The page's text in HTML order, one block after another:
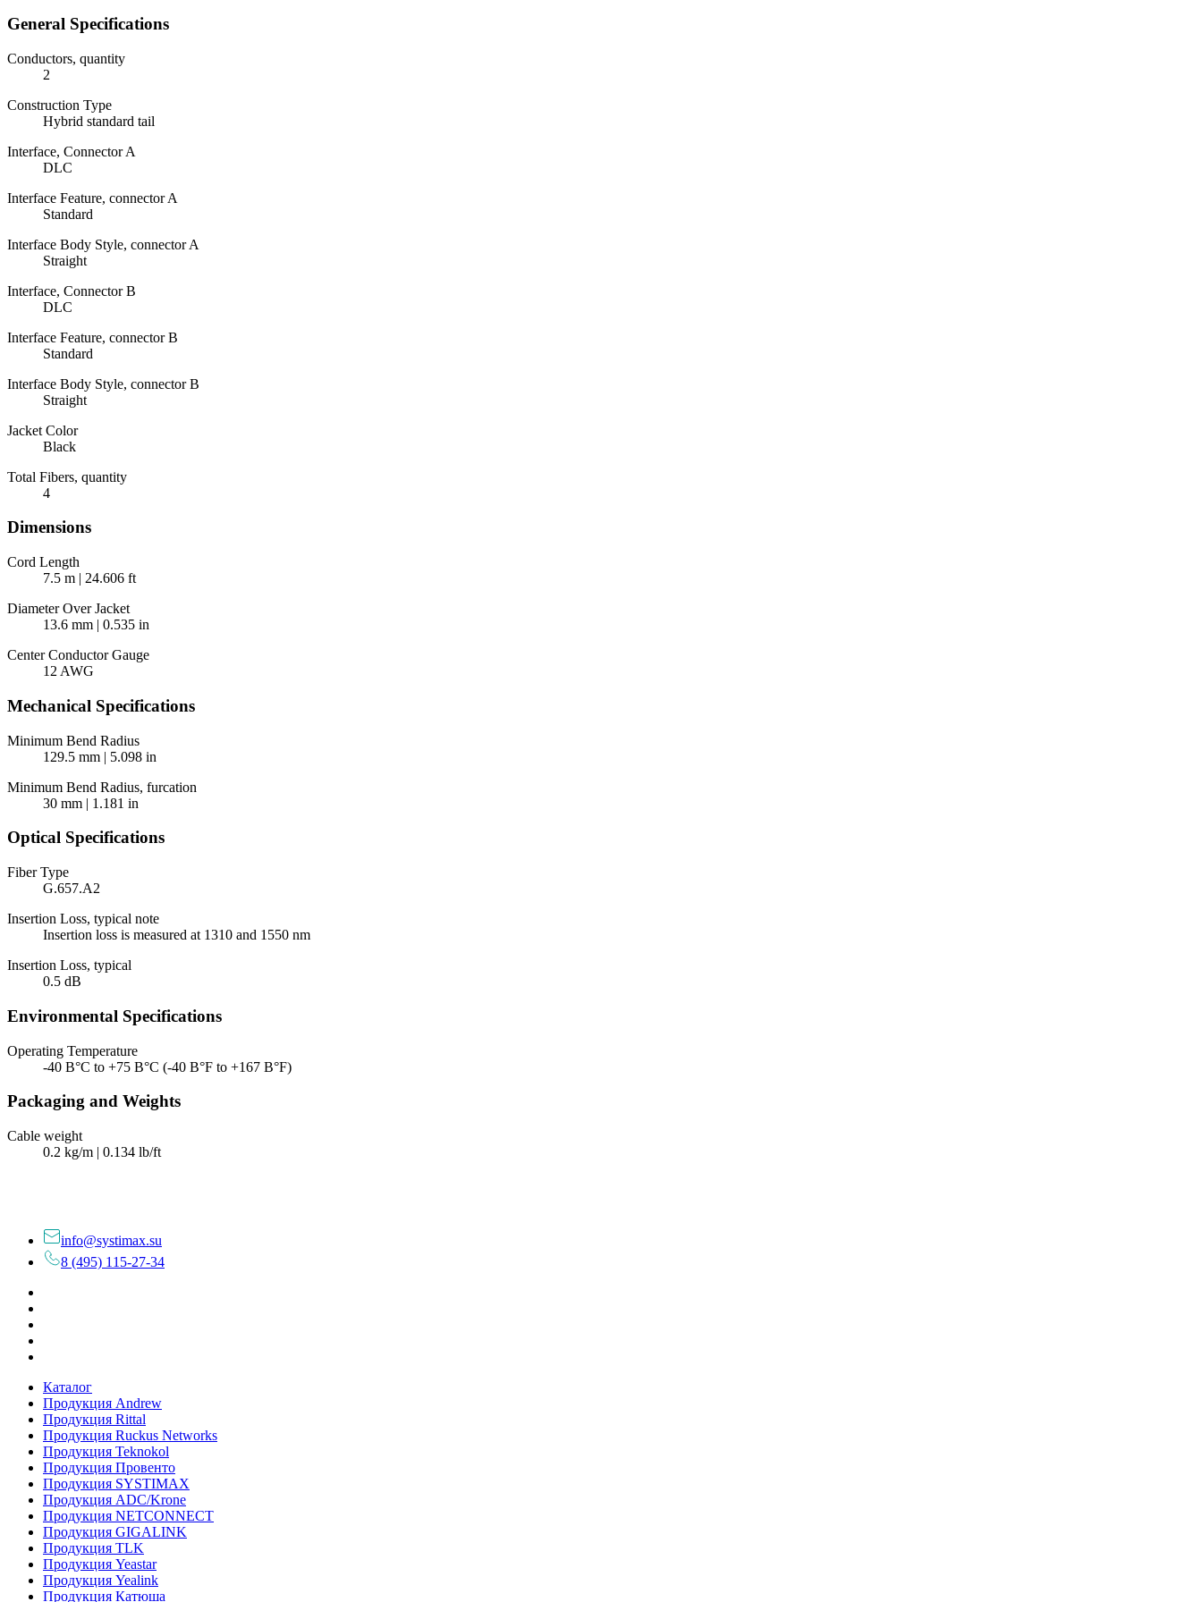
General Specifications
Conductors, quantity
2
Construction Type
Hybrid standard tail
Interface, Connector A
DLC
Interface Feature, connector A
Standard
Interface Body Style, connector A
Straight
Interface, Connector B
DLC
Interface Feature, connector B
Standard
Interface Body Style, connector B
Straight
Jacket Color
Black
Total Fibers, quantity
4
Dimensions
Cord Length
7.5 m | 24.606 ft
Diameter Over Jacket
13.6 mm | 0.535 in
Center Conductor Gauge
12 AWG
Mechanical Specifications
Minimum Bend Radius
129.5 mm | 5.098 in
Minimum Bend Radius, furcation
30 mm | 1.181 in
Optical Specifications
Fiber Type
G.657.A2
Insertion Loss, typical note
Insertion loss is measured at 1310 and 1550 nm
Insertion Loss, typical
0.5 dB
Environmental Specifications
Operating Temperature
-40 В°C to +75 В°C (-40 В°F to +167 В°F)
Packaging and Weights
Cable weight
0.2 kg/m | 0.134 lb/ft
info@systimax.su
8 (495) 115-27-34
Каталог
Продукция Andrew
Продукция Rittal
Продукция Ruckus Networks
Продукция Teknokol
Продукция Провенто
Продукция SYSTIMAX
Продукция ADC/Krone
Продукция NETCONNECT
Продукция GIGALINK
Продукция TLK
Продукция Yeastar
Продукция Yealink
Продукция Катюша